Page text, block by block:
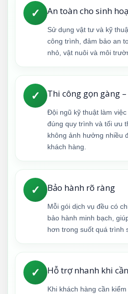
✓ An toàn cho sinh
Sử dụng vật tư và kỹ
công trình, đảm bảo an
nhỏ, vật nuôi và môi
✓ Thi công gọn gàng
Đội ngũ kỹ thuật làm
đúng quy trình và tối ưu
không ảnh hưởng nhiều
khách hàng.
✓ Bảo hành rõ ràng
Mỗi gói dịch vụ đều có
bảo hành minh bạch,
hơn trong suốt quá trình
✓ Hỗ trợ nhanh khi cần
Khi khách hàng cần